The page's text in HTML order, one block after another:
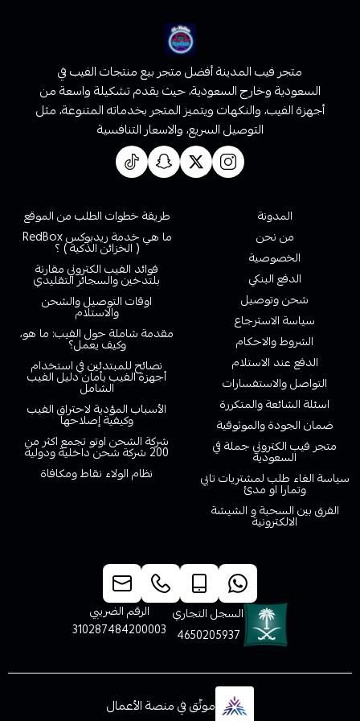
متجر فيب المدينة أفضل متجر بيع منتجات الفيب في
السعودية وخارج السعودية، حيث يقدم تشكيلة واسعة من
أجهزة الفيب، والنكهات ويتميز المتجر بخدماته المتنوعة، مثل
التوصيل السريع، والاسعار التنافسية
المدونة
من نحن
الخصوصية
الدفع البنكي
شحن وتوصيل
سياسة الاسترجاع
الشروط والاحكام
الدفع عند الاستلام
التواصل والاستفسارات
اسئلة الشائعة والمتكررة
ضمان الجودة والموثوقية
متجر فيب الكتروني جملة في
السعودية
سياسة الغاء طلب لمشتريات تابي
وتمارا او مدئ
الفرق بين السحبة و الشيشة
الالكترونية
طريقة خطوات الطلب من الموقع
ما هي خدمة ريدبوكس RedBox
( الخزائن الذكية ) ؟
فوائد الفيب الكتروني مقارنة
بلتدخين والسجائر التقليدي
اوقات التوصيل والشحن
والاستلام
مقدمة شاملة حول الفيب: ما هو،
وكيف يعمل؟
نصائح للمبتدئين في استخدام
أجهزة الفيب بأمان دليل الفيب
الشامل
الأسباب المؤدية لاحتراق الفيب
وكيفية إصلاحها
شركة الشحن اوتو تجمع اكثر من
200 شركة شحن داخلية ودولية
نظام الولاء نقاط ومكافاة
السجل التجاري
4650205937
الرقم الضريبي
310287484200003
موثّق في منصة الأعمال